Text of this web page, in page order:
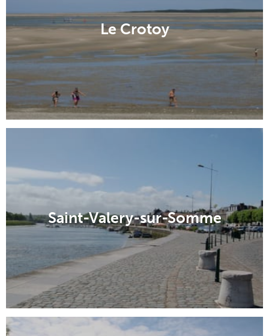
Le Crotoy
Saint-Valery-sur-Somme